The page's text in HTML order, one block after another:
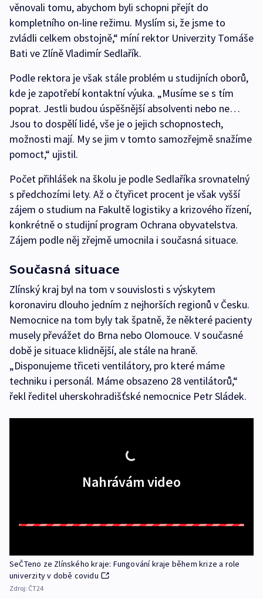
věnovali tomu, abychom byli schopni přejít do
kompletního on-line režimu. Myslím si, že jsme to
zvládli celkem obstojně,“ míní rektor Univerzity Tomáše
Bati ve Zlíně Vladimír Sedlařík.
Podle rektora je však stále problém u studijních oborů,
kde je zapotřebí kontaktní výuka. „Musíme se s tím
poprat. Jestli budou úspěšnější absolventi nebo ne…
Jsou to dospělí lidé, vše je o jejich schopnostech,
možnosti mají. My se jim v tomto samozřejmě snažíme
pomoct,“ ujistil.
Počet přihlášek na školu je podle Sedlaříka srovnatelný
s předchozími lety. Až o čtyřicet procent je však vyšší
zájem o studium na Fakultě logistiky a krizového řízení,
konkrétně o studijní program Ochrana obyvatelstva.
Zájem podle něj zřejmě umocnila i současná situace.
Současná situace
Zlínský kraj byl na tom v souvislosti s výskytem
koronaviru dlouho jedním z nejhorších regionů v Česku.
Nemocnice na tom byly tak špatně, že některé pacienty
musely převážet do Brna nebo Olomouce. V současné
době je situace klidnější, ale stále na hraně.
„Disponujeme třiceti ventilátory, pro které máme
techniku i personál. Máme obsazeno 28 ventilátorů,“
řekl ředitel uherskohradišťské nemocnice Petr Sládek.
Nahrávám video
SeČTeno ze Zlínského kraje: Fungování kraje během krize a role
univerzity v době covidu
Zdroj: ČT24